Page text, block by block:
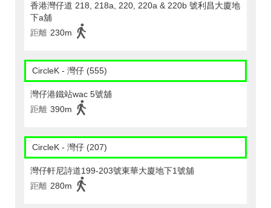
香港灣仔道 218, 218a, 220, 220a & 220b 號利昌大廈地
下a舖
距離 230m
CircleK - 灣仔 (555)
灣仔港鐵站wac 5號舖
距離 390m
CircleK - 灣仔 (207)
灣仔軒尼詩道199-203號東華大廈地下1號舖
距離 280m